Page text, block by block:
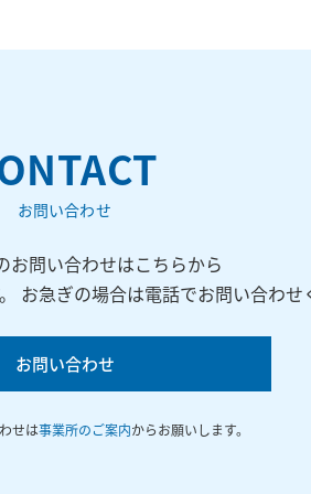
お問い合わせ
お問い合わせはこちらから
お急ぎの場合は電話でお問い合わせ
お問い合わせ
せは事業所のご案内からお願いします。